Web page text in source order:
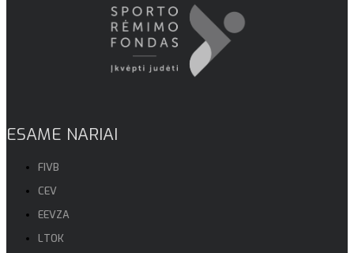
ESAME NARIAI
FIVB
CEV
EEVZA
LTOK